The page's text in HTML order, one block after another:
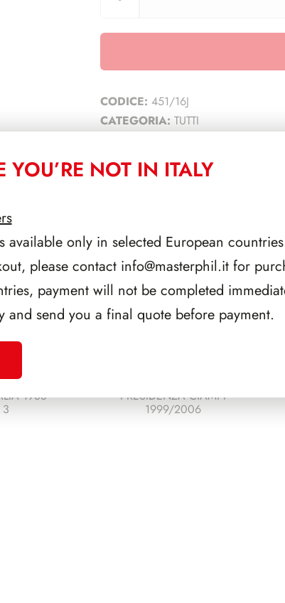
CODICE: 451/16J
CATEGORIA: TUTTI
1988
PRESIDENZA CIAMPI
1999/2006
YOU’RE NOT IN ITALY
available only in selected European
please contact info@masterphil.itfor
payment will not be completed
and send you a final quote before payment.